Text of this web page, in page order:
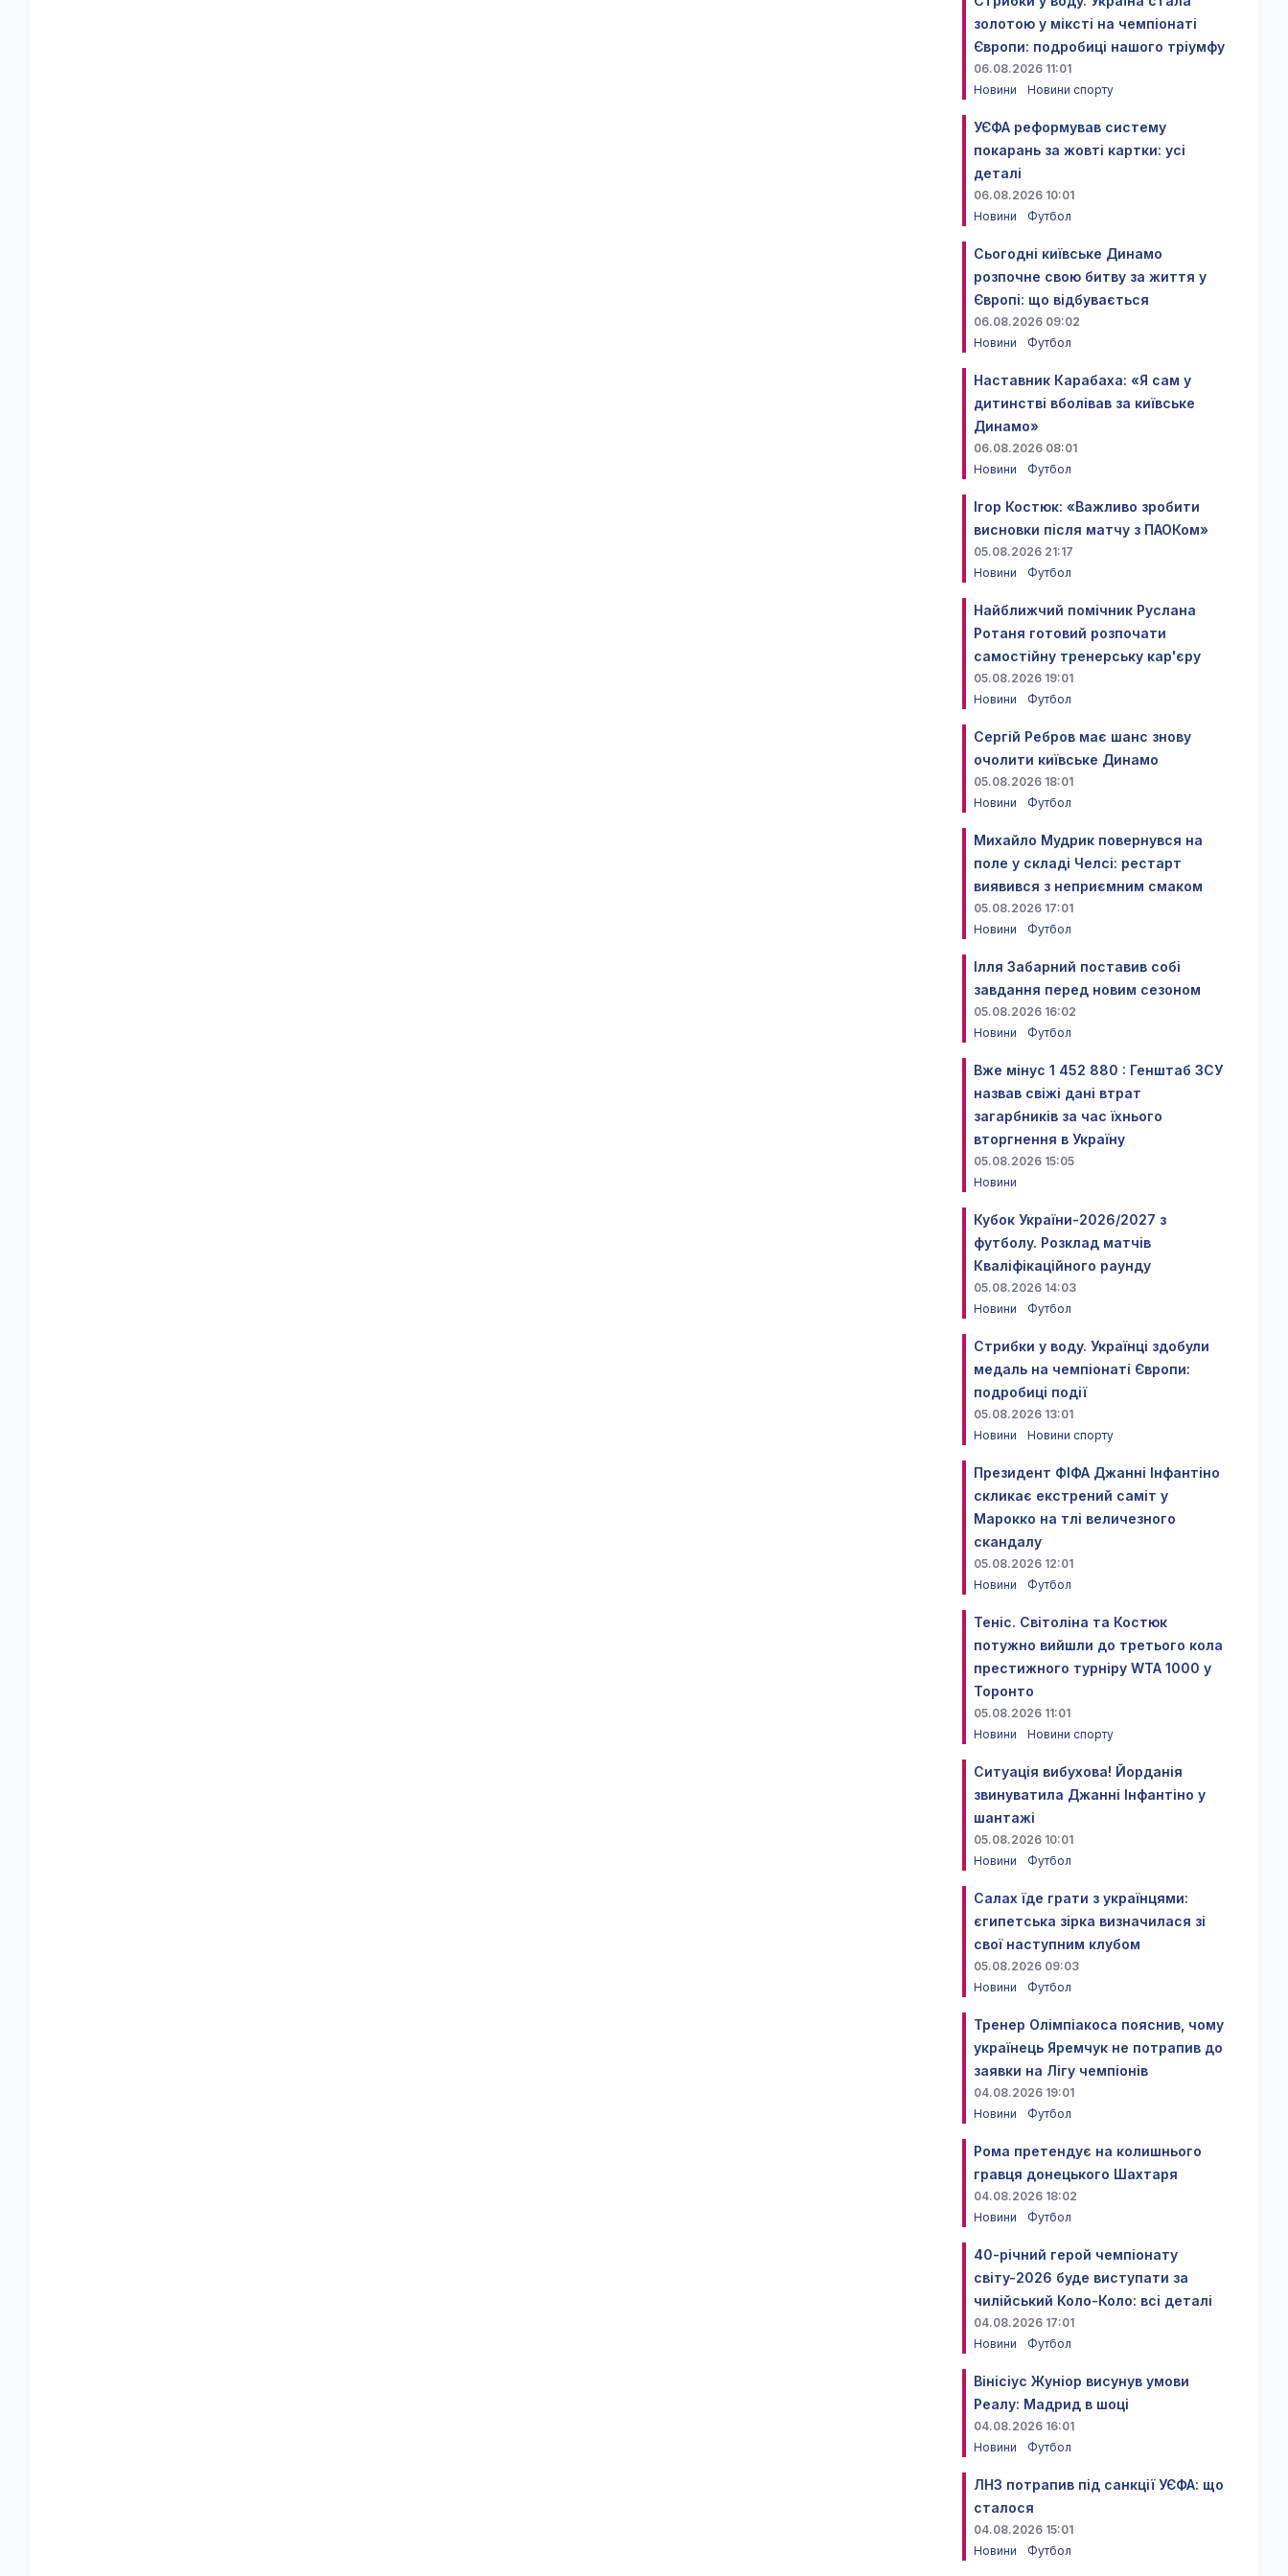
золотою у міксті на чемпіонаті
Європи: подробиці нашого тріумфу
06.08.2026 11:01
Новини
Новини спорту
УЄФА реформував систему
покарань за жовті картки: усі
деталі
06.08.2026 10:01
Новини
Футбол
Сьогодні київське Динамо
розпочне свою битву за життя у
Європі: що відбувається
06.08.2026 09:02
Новини
Футбол
Наставник Карабаха: «Я сам у
дитинстві вболівав за київське
Динамо»
06.08.2026 08:01
Новини
Футбол
Ігор Костюк: «Важливо зробити
висновки після матчу з ПАОКом»
05.08.2026 21:17
Новини
Футбол
Найближчий помічник Руслана
Ротаня готовий розпочати
самостійну тренерську кар'єру
05.08.2026 19:01
Новини
Футбол
Сергій Ребров має шанс знову
очолити київське Динамо
05.08.2026 18:01
Новини
Футбол
Михайло Мудрик повернувся на
поле у складі Челсі: рестарт
виявився з неприємним смаком
05.08.2026 17:01
Новини
Футбол
Ілля Забарний поставив собі
завдання перед новим сезоном
05.08.2026 16:02
Новини
Футбол
Вже мінус 1 452 880 : Генштаб ЗСУ
назвав свіжі дані втрат
загарбників за час їхнього
вторгнення в Україну
05.08.2026 15:05
Новини
Кубок України-2026/2027 з
футболу. Розклад матчів
Кваліфікаційного раунду
05.08.2026 14:03
Новини
Футбол
Стрибки у воду. Українці здобули
медаль на чемпіонаті Європи:
подробиці події
05.08.2026 13:01
Новини
Новини спорту
Президент ФІФА Джанні Інфантіно
скликає екстрений саміт у
Марокко на тлі величезного
скандалу
05.08.2026 12:01
Новини
Футбол
Теніс. Світоліна та Костюк
потужно вийшли до третього кола
престижного турніру WTA 1000 у
Торонто
05.08.2026 11:01
Новини
Новини спорту
Ситуація вибухова! Йорданія
звинуватила Джанні Інфантіно у
шантажі
05.08.2026 10:01
Новини
Футбол
Салах їде грати з українцями:
єгипетська зірка визначилася зі
свої наступним клубом
05.08.2026 09:03
Новини
Футбол
Тренер Олімпіакоса пояснив, чому
українець Яремчук не потрапив до
заявки на Лігу чемпіонів
04.08.2026 19:01
Новини
Футбол
Рома претендує на колишнього
гравця донецького Шахтаря
04.08.2026 18:02
Новини
Футбол
40-річний герой чемпіонату
світу-2026 буде виступати за
чилійський Коло-Коло: всі деталі
04.08.2026 17:01
Новини
Футбол
Вінісіус Жуніор висунув умови
Реалу: Мадрид в шоці
04.08.2026 16:01
Новини
Футбол
ЛНЗ потрапив під санкції УЄФА: що
сталося
04.08.2026 15:01
Новини
Футбол